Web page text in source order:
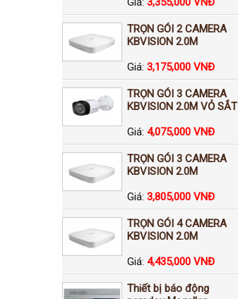
TRỌN GÓI 2 CAMERA
KBVISION 2.0M
Giá: 3,175,000 VNĐ
TRỌN GÓI 3 CAMERA
KBVISION 2.0M VỎ SẮT
Giá: 4,075,000 VNĐ
TRỌN GÓI 3 CAMERA
KBVISION 2.0M
Giá: 3,805,000 VNĐ
TRỌN GÓI 4 CAMERA
KBVISION 2.0M
Giá: 4,435,000 VNĐ
Thiết bị báo động